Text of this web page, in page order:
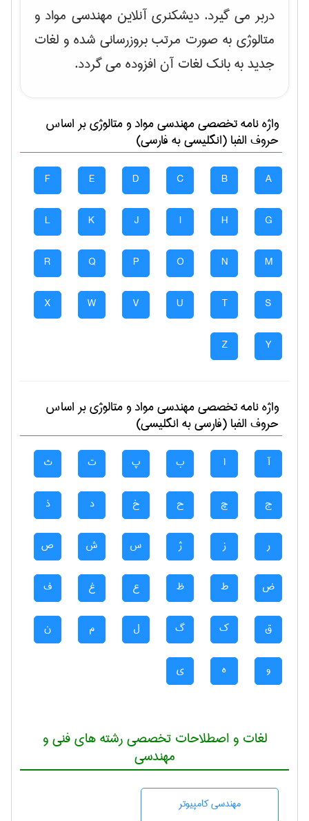
دربر می گیرد. دیشکنری آنلاین مهندسی مواد و
متالوژی به صورت مرتب بروزرسانی شده و لغات
جدید به بانک لغات آن افزوده می گردد.
واژه نامه تخصصیمهندسی مواد و متالوژیبر اساس
حروف الفبا (انگلیسی به فارسی)
A
B
C
D
E
F
G
H
I
J
K
L
M
N
O
P
Q
R
S
T
U
V
W
X
Y
Z
واژه نامه تخصصیمهندسی مواد و متالوژیبر اساس
حروف الفبا (فارسی به انگلیسی)
آ ا ب پ ت ث
ج چ ح خ د ذ
ر ز ژ س ش ص
ض ط ظ ع غ ف
ق ک گ ل م ن
و ه ی
لغات و اصطلاحات تخصصی رشته های فنی و
مهندسی
مهندسی كامپيوتر